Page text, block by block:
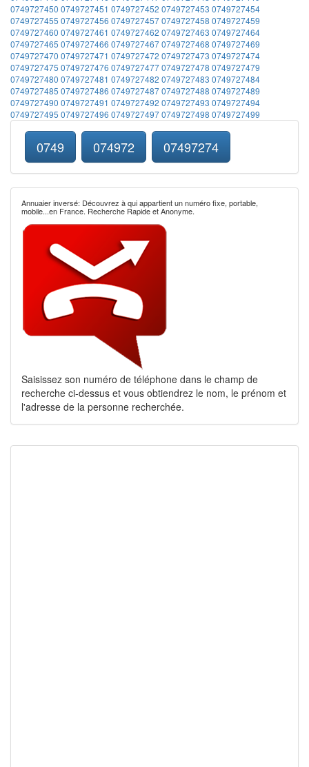
0749727450 0749727451 0749727452 0749727453 0749727454
0749727455 0749727456 07497274570749727458 0749727459
0749727460 0749727461 0749727462 0749727463 0749727464
0749727465 0749727466 07497274670749727468 0749727469
0749727470 0749727471 0749727472 0749727473 0749727474
0749727475 0749727476 07497274770749727478 0749727479
0749727480 0749727481 0749727482 0749727483 0749727484
0749727485 0749727486 07497274870749727488 0749727489
0749727490 0749727491 0749727492 0749727493 0749727494
0749727495 0749727496 07497274970749727498 0749727499
0749 074972 07497274
Annuaier inversé: Découvrez à qui appartient un numéro fixe, portable,
mobile...en France. Recherche Rapide et Anonyme.
Saisissez son numéro de téléphone dans le champ de
recherche ci-dessus et vous obtiendrez le nom, le prénom et
l'adresse de la personne recherchée.